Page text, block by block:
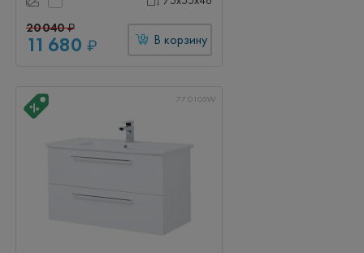
20 040₽
11 680 ₽ В корзину
77.0105W